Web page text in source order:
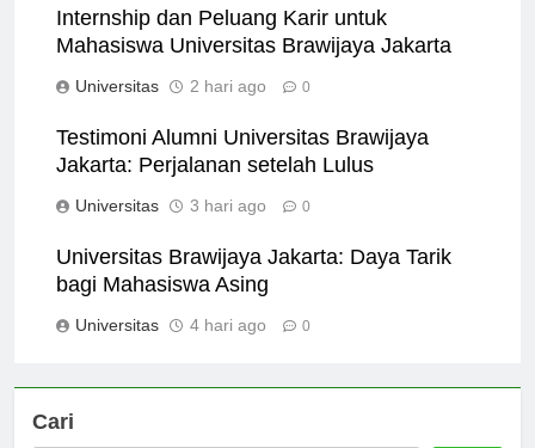
Internship dan Peluang Karir untuk
Testimoni Alumni Universitas Brawijaya
Universitas Brawijaya Jakarta: Daya Tarik
Cari